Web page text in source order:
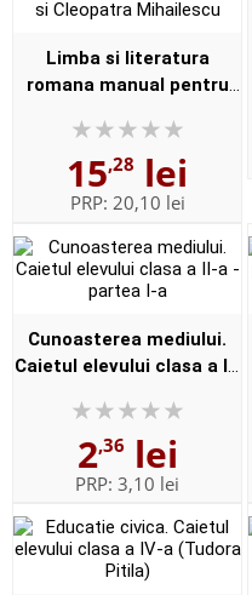
Limba si literatura
romana manual pentru
Pitila si Cleopatra
Mihailescu
15,28 lei
PRP: 20,10 lei
Cunoasterea mediului.
Caietul elevului clasa a II-
2,36 lei
PRP: 3,10 lei